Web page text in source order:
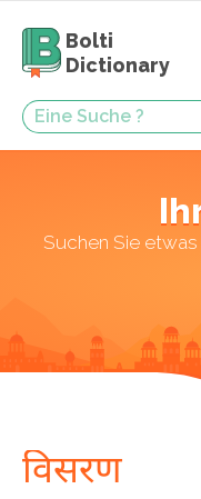
Bolti
Dictionary
Suchen Sie
विसरण